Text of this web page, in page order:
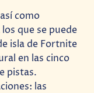
como
que se puede
isla de Fortnite
en las cinco
pistas.
las